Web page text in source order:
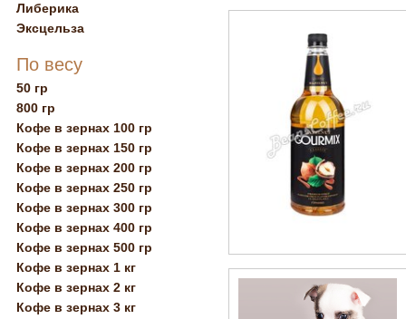
Либерика
Эксцельза
По весу
50 гр
800 гр
Кофе в зернах 100 гр
Кофе в зернах 150 гр
Кофе в зернах 200 гр
Кофе в зернах 250 гр
Кофе в зернах 300 гр
Кофе в зернах 400 гр
Кофе в зернах 500 гр
Кофе в зернах 1 кг
Кофе в зернах 2 кг
Кофе в зернах 3 кг